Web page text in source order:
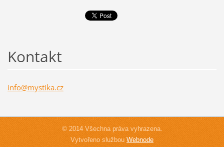
Kontakt
info@mystika.cz
© 2014 Všechna práva vyhrazena.
Vytvořeno službouWebnode